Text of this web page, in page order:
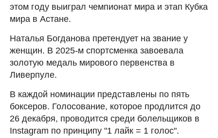
этом году выиграл чемпионат мира и этап Кубка
мира в Астане.
Наталья Богданова претендует на звание у
женщин. В 2025-м спортсменка завоевала
золотую медаль мирового первенства в
Ливерпуле.
В каждой номинации представлены по пять
боксеров. Голосование, которое продлится до
26 декабря, проводится среди болельщиков в
Instagram по принципу "1 лайк = 1 голос".